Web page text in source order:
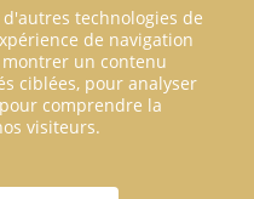
technologies de
de navigation
un contenu
ciblées, pour analyser
comprendre la
visiteurs.